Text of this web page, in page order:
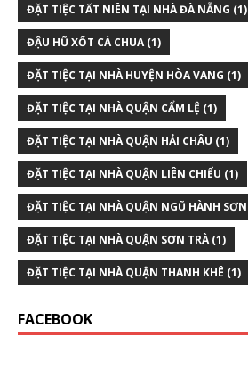
ĐẶT TIỆC TẤT NIÊN TẠI NHÀ ĐÀ NẴNG (1)
ĐẬU HŨ XỐT CÀ CHUA(1)
ĐẶT TIỆC TẠI NHÀ HUYỆN HÒA VANG (1)
ĐẶT TIỆC TẠI NHÀ QUẬN CẨM LỆ (1)
ĐẶT TIỆC TẠI NHÀ QUẬN HẢI CHÂU (1)
ĐẶT TIỆC TẠI NHÀ QUẬN LIÊN CHIỂU (1)
ĐẶT TIỆC TẠI NHÀ QUẬN NGŨ HÀNH SƠN
ĐẶT TIỆC TẠI NHÀ QUẬN SƠN TRÀ(1)
ĐẶT TIỆC TẠI NHÀ QUẬN THANH KHÊ (1)
FACEBOOK